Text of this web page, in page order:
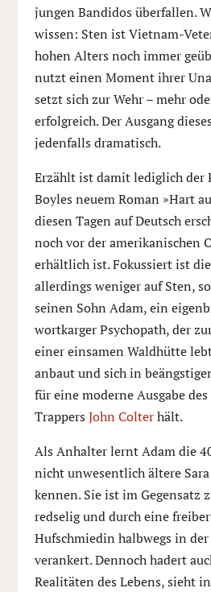
jungen Bandidos überfallen.
wissen: Sten ist Vietnam-
hohen Alters noch immer
nutzt einen Moment ihrer
setzt sich zur Wehr – mehr
erfolgreich. Der Ausgang
jedenfalls dramatisch.
Erzählt ist damit lediglich der
Boyles neuem Roman »Hart
diesen Tagen auf Deutsch
noch vor der amerikanischen
erhältlich ist. Fokussiert ist
allerdings weniger auf Sten,
seinen Sohn Adam, ein
wortkarger Psychopath, der
einer einsamen Waldhütte
anbaut und sich in
für eine moderne Ausgabe
Trappers John Colterhält.
Als Anhalter lernt Adam die
nicht unwesentlich ältere
kennen. Sie ist im Gegensatz
redselig und durch eine
Hufschmiedin halbwegs in der
verankert. Dennoch hadert
Realitäten des Lebens, sieht